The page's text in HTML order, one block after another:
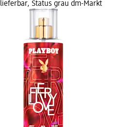
lieferbar, Status grau dm-Markt